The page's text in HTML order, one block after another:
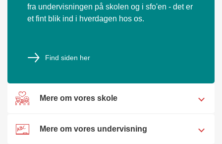
fra undervisningen på skolen og i sfo'en - det er
et fint blik ind i hverdagen hos os.
Find siden her
Mere om vores skole
Mere om vores undervisning